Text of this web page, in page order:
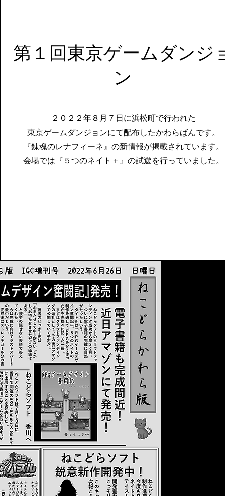
第１回東京ゲームダンジ
ン
​２０２２年８月７日に浜松町で行われた
東京ゲームダンジョンにて配布したかわらばんです。
『錬魂のレナフィーネ』の新情報が掲載されています。
​会場では『５つのネイト＋』の試遊を行っていました。